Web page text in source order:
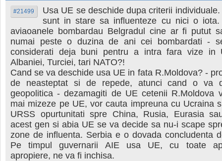
#21499
Usa UE se deschide dupa criterii
sunt in stare sa influenteze cu nici o iota.
aviaoanele bombardau Belgradul cine ar fi putut
numai peste o duzina de ani cei bombardati -
considerati deja buni pentru a intra fara vize in
Albaniei, Turciei, tari NATO?!
Cand se va deschide usa UE in fata R.Moldova? -
de neasteptat si de repede, atunci cand o va
geopolitica - dezamagiti de UE cetenii R.Moldova
mai mizeze pe UE, vor cauta impreuna cu Ucraina
URSS opurtunitati spre China, Rusia, Eurasia
acest gen si abia UE se va decide sa nu-i scape
zone de influenta. Serbia e o dovada concludenta
Pe timpul guvernarii AIE usa UE, cu toate
apropiere, ne va fi inchisa.